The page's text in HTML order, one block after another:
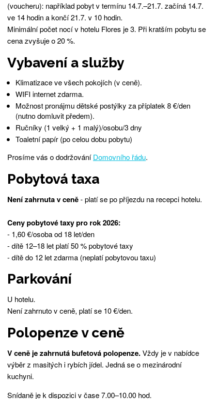
(voucheru): například pobyt v termínu 14.7.–21.7. začíná 14.7.
ve 14 hodin a končí 21.7. v 10 hodin.
Minimální počet nocí v hotelu Flores je 3. Při kratším pobytu se
cena zvyšuje o 20 %.
Vybavení a služby
Klimatizace ve všech pokojích (v ceně).
WIFI internet zdarma.
Možnost pronájmu dětské postýlky za příplatek 8 €/den
(nutno domluvit předem).
Ručníky (1 velký + 1 malý)/osobu/3 dny
Toaletní papír (po celou dobu pobytu)
Prosíme vás o dodržováníDomovního řádu.
Pobytová taxa
Není zahrnuta v ceně- platí se po příjezdu na recepci hotelu.
Ceny pobytové taxy pro rok 2026:
- 1,60 €/osoba od 18 let/den
- dítě 12–18 let platí 50 % pobytové taxy
- dítě do 12 let zdarma (neplatí pobytovou taxu)
Parkování
U hotelu.
Není zahrnuto v ceně, platí se 10 €/den.
Polopenze v ceně
V ceně je zahrnutá bufetová polopenze.Vždy je v nabídce
výběr z masitých i rybích jídel. Jedná se o mezinárodní
kuchyni.
Snídaně je k dispozici v čase 7.00–10.00 hod.